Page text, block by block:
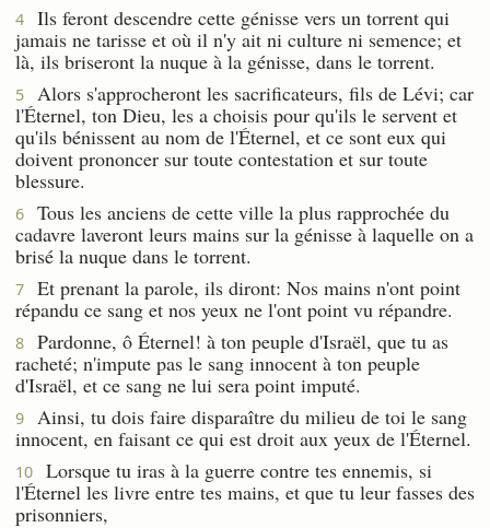
4
Ils feront descendre cette génisse vers un torrent qui
jamais ne tarisse et où il n'y ait ni culture ni semence; et
là, ils briseront la nuque à la génisse, dans le torrent.
5
Alors s'approcheront les sacrificateurs, fils de Lévi; car
l'Éternel, ton Dieu, les a choisis pour qu'ils le servent et
qu'ils bénissent au nom de l'Éternel, et ce sont eux qui
doivent prononcer sur toute contestation et sur toute
blessure.
6
Tous les anciens de cette ville la plus rapprochée du
cadavre laveront leurs mains sur la génisse à laquelle on a
brisé la nuque dans le torrent.
7
Et prenant la parole, ils diront: Nos mains n'ont point
répandu ce sang et nos yeux ne l'ont point vu répandre.
8
Pardonne, ô Éternel! à ton peuple d'Israël, que tu as
racheté; n'impute pas le sang innocent à ton peuple
d'Israël, et ce sang ne lui sera point imputé.
9
Ainsi, tu dois faire disparaître du milieu de toi le sang
innocent, en faisant ce qui est droit aux yeux de l'Éternel.
10
Lorsque tu iras à la guerre contre tes ennemis, si
l'Éternel les livre entre tes mains, et que tu leur fasses des
prisonniers,